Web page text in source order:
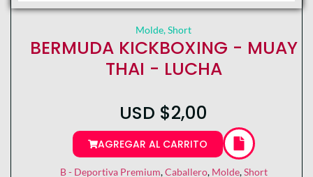
Molde,Short
BERMUDA KICKBOXING - MUAY
THAI - LUCHA
USD $2,00
AGREGAR AL CARRITO
B - Deportiva Premium, Caballero, Molde, Short